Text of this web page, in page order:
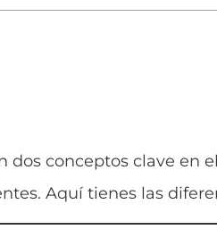
dos conceptos clave en
Aquí tienes las